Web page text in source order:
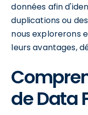
données afin
duplications ou
nous explorerons
leurs avantages,
de Data